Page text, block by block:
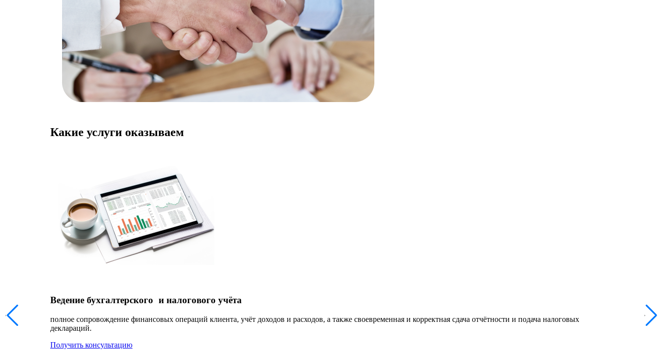
Какие услуги оказываем
Ведение бухгалтерского и налогового учёта
полное сопровождение финансовых операций клиента, учёт доходов и расходов, а также своевременная и корректная сдача отчётности и подача налоговых
деклараций.
Получить консультацию